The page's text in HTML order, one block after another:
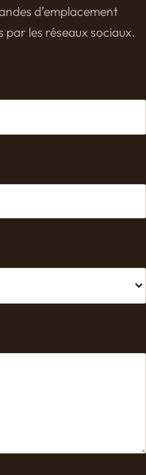
d’emplacement
les réseaux sociaux.